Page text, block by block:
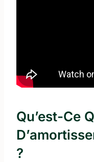
Qu’est-Ce
?